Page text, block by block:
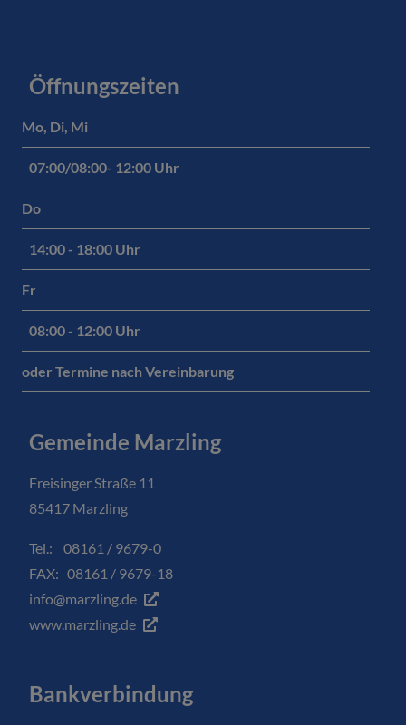
Öffnungszeiten
Mo, Di, Mi
07:00/08:00- 12:00 Uhr
Do
14:00 - 18:00 Uhr
Fr
08:00 - 12:00 Uhr
oder Termine nach Vereinbarung
Gemeinde Marzling
Freisinger Straße 11
85417 Marzling
Tel.: 08161 / 9679-0
FAX: 08161 / 9679-18
info@marzling.de
www.marzling.de
Bankverbindung